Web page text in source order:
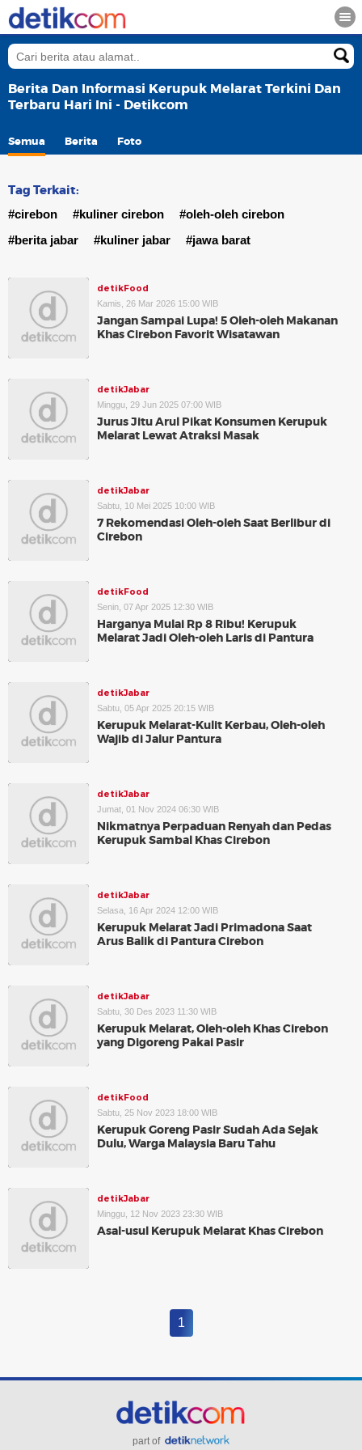
Berita Dan Informasi Kerupuk Melarat Terkini Dan
Terbaru Hari Ini - Detikcom
Semua Berita Foto
Tag Terkait:
#cirebon #kuliner cirebon
#oleh-oleh cirebon
#berita jabar
#kuliner jabar #jawa barat
detikFood
Kamis, 26 Mar 2026 15:00 WIB
Jangan Sampai Lupa! 5 Oleh-oleh Makanan
Khas Cirebon Favorit Wisatawan
detikJabar
Minggu, 29 Jun 2025 07:00 WIB
Jurus Jitu Arul Pikat Konsumen Kerupuk
Melarat Lewat Atraksi Masak
detikJabar
Sabtu, 10 Mei 2025 10:00 WIB
7 Rekomendasi Oleh-oleh Saat Berlibur di
Cirebon
detikFood
Senin, 07 Apr 2025 12:30 WIB
Harganya Mulai Rp 8 Ribu! Kerupuk
Melarat Jadi Oleh-oleh Laris di Pantura
detikJabar
Sabtu, 05 Apr 2025 20:15 WIB
Kerupuk Melarat-Kulit Kerbau, Oleh-oleh
Wajib di Jalur Pantura
detikJabar
Jumat, 01 Nov 2024 06:30 WIB
Nikmatnya Perpaduan Renyah dan Pedas
Kerupuk Sambal Khas Cirebon
detikJabar
Selasa, 16 Apr 2024 12:00 WIB
Kerupuk Melarat Jadi Primadona Saat
Arus Balik di Pantura Cirebon
detikJabar
Sabtu, 30 Des 2023 11:30 WIB
Kerupuk Melarat, Oleh-oleh Khas Cirebon
yang Digoreng Pakai Pasir
detikFood
Sabtu, 25 Nov 2023 18:00 WIB
Kerupuk Goreng Pasir Sudah Ada Sejak
Dulu, Warga Malaysia Baru Tahu
detikJabar
Minggu, 12 Nov 2023 23:30 WIB
Asal-usul Kerupuk Melarat Khas Cirebon
1
part of